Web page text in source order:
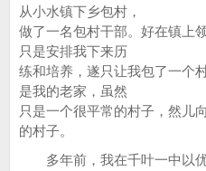
从小水镇下乡包村，
做了一名包村干部。好在镇上
只是安排我下来历
练和培养，遂只让我包了一个
是我的老家，虽然
只是一个很平常的村子，然儿
的村子。
多年前，我在千叶一中以优